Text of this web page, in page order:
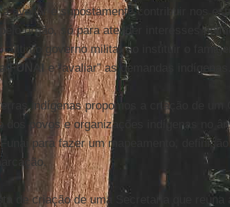
avaliar e supostamente contribuir nos
órgão, só para atender interesses
último governo militar ao instituir o
aFUNAI e “avaliar” as demandas indígenas.
indígenas propomos a criação de um
dos povos e organizações indígenas no
para fazer um mapeamento,
de criação de uma Secretaria que reúna